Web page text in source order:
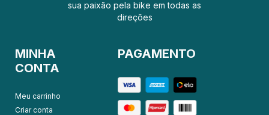
sua paixão pela bike em todas as
direções
MINHA
CONTA
Meu carrinho
Criar conta
PAGAMENTO